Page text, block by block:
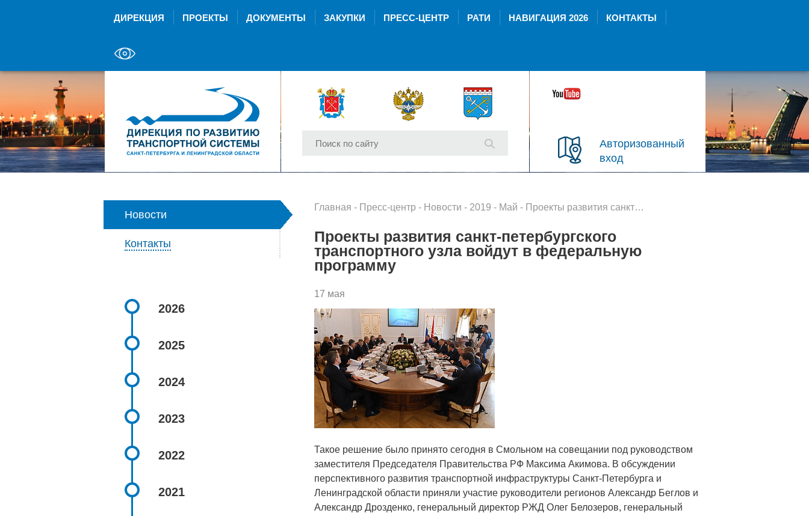
ДИРЕКЦИЯ ПРОЕКТЫ ДОКУМЕНТЫ ЗАКУПКИ ПРЕСС-ЦЕНТР РАТИ НАВИГАЦИЯ 2026 КОНТАКТЫ
Авторизованный
вход
Новости
Контакты
2026
2025
2024
2023
2022
2021
Главная - Пресс-центр - Новости - 2019 - Май - Проекты развития санкт-петербургского транспортного узла войдут в федеральную программу
Проекты развития санкт-петербургского
транспортного узла войдут в федеральную
программу
17 мая
Такое решение было принято сегодня в Смольном на совещании под руководством
заместителя Председателя Правительства РФ Максима Акимова. В обсуждении
перспективного развития транспортной инфраструктуры Санкт-Петербурга и
Ленинградской области приняли участие руководители регионов Александр Беглов и
Александр Дрозденко, генеральный директор РЖД Олег Белозеров, генеральный